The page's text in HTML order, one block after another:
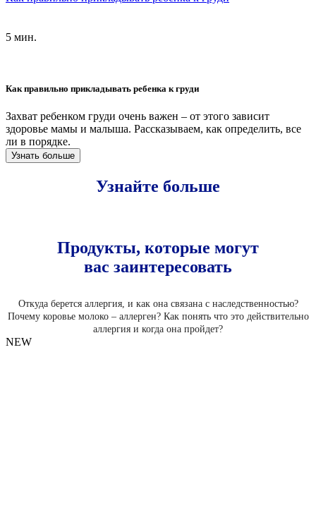
5 мин.
Как правильно прикладывать ребенка к груди
Захват ребенком груди очень важен – от этого зависит
здоровье мамы и малыша. Рассказываем, как определить, все
ли в порядке.
Узнать больше
Узнайте больше
Продукты, которые могут
вас заинтересовать
Откуда берется аллергия, и как она связана с наследственностью?
Почему коровье молоко – аллерген? Как понять что это действительно
аллергия и когда она пройдет?
NEW